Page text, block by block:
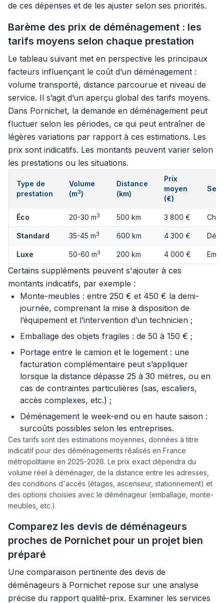
de ces dépenses et de les ajuster selon ses priorités.
Barème des prix de déménagement : les
tarifs moyens selon chaque prestation
Le tableau suivant met en perspective les principaux
facteurs influençant le coût d’un déménagement :
volume transporté, distance parcourue et niveau de
service. Il s’agit d’un aperçu global des tarifs moyens.
Dans Pornichet, la demande en déménagement peut
fluctuer selon les périodes, ce qui peut entraîner de
légères variations par rapport à ces estimations. Les
prix sont indicatifs. Les montants peuvent varier selon
les prestations ou les situations.
Type de
prestation
Volume
(m3)
Distance
(km)
Prix
moyen
(€)
Éco 20-30 m3 500 km 3 800 €
Standard 35-45 m3 600 km 4 300 €
Luxe 50-60 m3 200 km 4 000 €
Certains suppléments peuvent s'ajouter à ces
montants indicatifs, par exemple :
Monte-meubles : entre 250 € et 450 € la demi-
journée, comprenant la mise à disposition de
l’équipement et l’intervention d’un technicien ;
Emballage des objets fragiles : de 50 à 150 € ;
Portage entre le camion et le logement : une
facturation complémentaire peut s’appliquer
lorsque la distance dépasse 25 à 30 mètres, ou en
cas de contraintes particulières (sas, escaliers,
accès complexes, etc.) ;
Déménagement le week-end ou en haute saison :
surcoûts possibles selon les entreprises.
Ces tarifs sont des estimations moyennes, données à titre
indicatif pour des déménagements réalisés en France
métropolitaine en 2025-2026. Le prix exact dépendra du
volume réel à déménager, de la distance entre les adresses,
des conditions d'accés (étages, ascenseur, stationnement) et
des options choisies avec le déménageur (emballage, monte-
meubles, etc.).
Comparez les devis de déménageurs
proches de Pornichet pour un projet bien
préparé
Une comparaison pertinente des devis de
déménageurs à Pornichet repose sur une analyse
précise du rapport qualité-prix. Examiner les services